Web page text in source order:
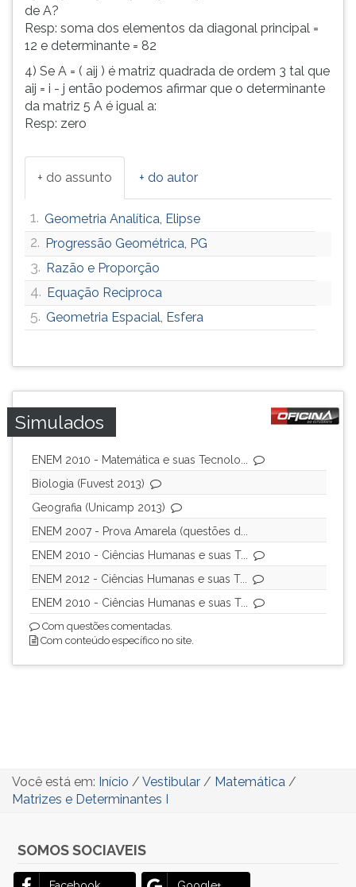
de A?
Resp: soma dos elementos da diagonal principal =
12 e determinante = 82
4) Se A = ( aij ) é matriz quadrada de ordem 3 tal que
aij = i - j então podemos afirmar que o determinante
da matriz 5 A é igual a:
Resp: zero
+ do assunto + do autor
1. Geometria Analítica, Elipse
2. Progressão Geométrica, PG
3. Razão e Proporção
4. Equação Reciproca
5. Geometria Espacial, Esfera
Simulados
ENEM 2010 - Matemática e suas Tecnolo...
Biologia (Fuvest 2013)
Geografia (Unicamp 2013)
ENEM 2007 - Prova Amarela (questões d...
ENEM 2010 - Ciências Humanas e suas T...
ENEM 2012 - Ciências Humanas e suas T...
ENEM 2010 - Ciências Humanas e suas T...
Com questões comentadas.
Com conteúdo específico no site.
Você está em: Início / Vestibular / Matemática /
Matrizes e Determinantes I
SOMOS SOCIAVEIS